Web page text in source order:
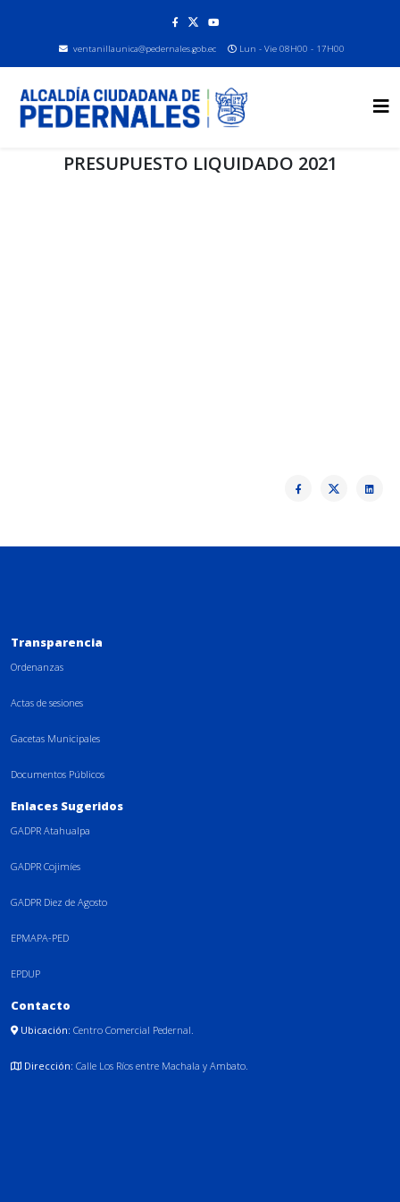
ventanillaunica@pedernales.gob.ec Lun - Vie 08H00 - 17H00
PRESUPUESTO LIQUIDADO 2021
Transparencia
Ordenanzas
Actas de sesiones
Gacetas Municipales
Documentos Públicos
Enlaces Sugeridos
GADPR Atahualpa
GADPR Cojimíes
GADPR Diez de Agosto
EPMAPA-PED
EPDUP
Contacto
Ubicación: Centro Comercial Pedernal.
Dirección: Calle Los Ríos entre Machala y Ambato.